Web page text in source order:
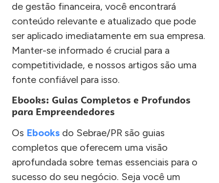
de gestão financeira, você encontrará
conteúdo relevante e atualizado que pode
ser aplicado imediatamente em sua empresa.
Manter-se informado é crucial para a
competitividade, e nossos artigos são uma
fonte confiável para isso.
Ebooks: Guias Completos e Profundos
para Empreendedores
Os Ebooks do Sebrae/PR são guias
completos que oferecem uma visão
aprofundada sobre temas essenciais para o
sucesso do seu negócio. Seja você um